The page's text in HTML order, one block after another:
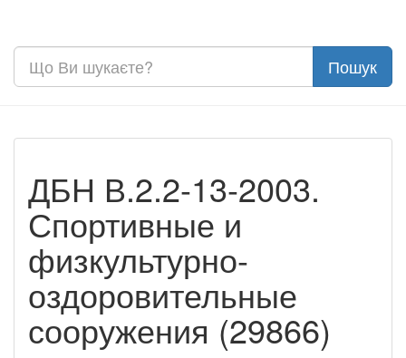
ДБН В.2.2-13-2003.
Спортивные и
физкультурно-
оздоровительные
сооружения (29866)